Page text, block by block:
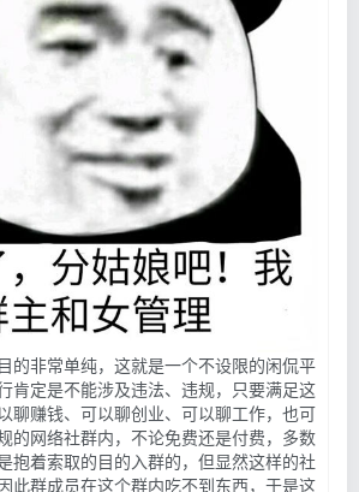
的非常单纯，这就是一个不设限的闲侃平
肯定是不能涉及违法、违规，只要满足这
聊赚钱、可以聊创业、可以聊工作，也可
网络社群内，不论免费还是付费，多数
抱着索取的目的入群的，但显然这样的社
此群成员在这个群内吃不到东西，于是这